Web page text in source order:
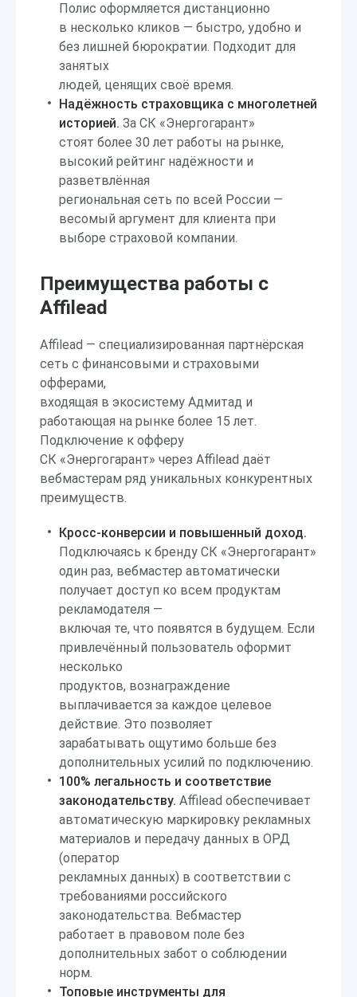
Полис оформляется дистанционно
в несколько кликов — быстро, удобно и
без лишней бюрократии. Подходит для
занятых
людей, ценящих своё время.
Надёжность страховщика с многолетней
историей. За СК «Энергогарант»
стоят более 30 лет работы на рынке,
высокий рейтинг надёжности и
разветвлённая
региональная сеть по всей России —
весомый аргумент для клиента при
выборе страховой компании.
Преимущества работы с
Affilead
Affilead — специализированная партнёрская
сеть с финансовыми и страховыми
офферами,
входящая в экосистему Адмитад и
работающая на рынке более 15 лет.
Подключение к офферу
СК «Энергогарант» через Affilead даёт
вебмастерам ряд уникальных конкурентных
преимуществ.
Кросс-конверсии и повышенный доход.
Подключаясь к бренду СК «Энергогарант»
один раз, вебмастер автоматически
получает доступ ко всем продуктам
рекламодателя —
включая те, что появятся в будущем. Если
привлечённый пользователь оформит
несколько
продуктов, вознаграждение
выплачивается за каждое целевое
действие. Это позволяет
зарабатывать ощутимо больше без
дополнительных усилий по подключению.
100% легальность и соответствие
законодательству. Affilead обеспечивает
автоматическую маркировку рекламных
материалов и передачу данных в ОРД
(оператор
рекламных данных) в соответствии с
требованиями российского
законодательства. Вебмастер
работает в правовом поле без
дополнительных забот о соблюдении
норм.
Топовые инструменты для